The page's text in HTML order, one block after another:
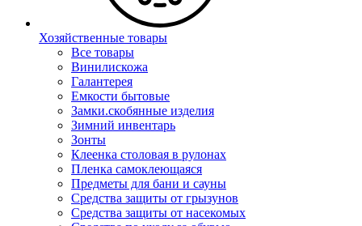
Хозяйственные товары
Все товары
Винилискожа
Галантерея
Емкости бытовые
Замки.скобянные изделия
Зимний инвентарь
Зонты
Клеенка столовая в рулонах
Пленка самоклеющаяся
Предметы для бани и сауны
Средства защиты от грызунов
Средства защиты от насекомых